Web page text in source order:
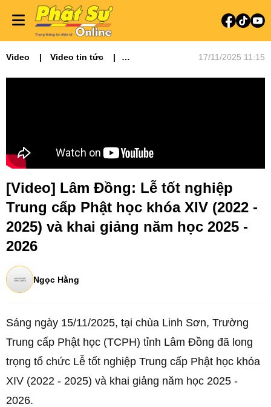
Video
Video tin tức
17/11/2025 11:15
[Video] Lâm Đồng: Lễ tốt nghiệp
Trung cấp Phật học khóa XIV (2022 -
2025) và khai giảng năm học 2025 -
2026
Ngọc Hằng
Sáng ngày 15/11/2025, tại chùa Linh Sơn, Trường
Trung cấp Phật học (TCPH) tỉnh Lâm Đồng đã long
trọng tổ chức Lễ tốt nghiệp Trung cấp Phật học khóa
XIV (2022 - 2025) và khai giảng năm học 2025 -
2026.